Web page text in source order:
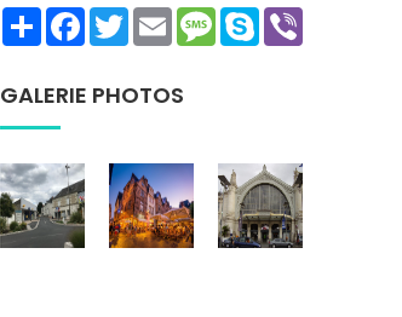
ShareFacebookTwitterEmailMessage
Skype
GALERIE PHOTOS